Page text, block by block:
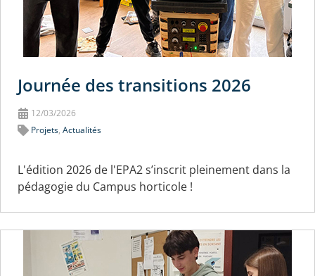
Journée des transitions 2026
12/03/2026
Projets,Actualités
L'édition 2026 de l'EPA2 s’inscrit pleinement dans la
pédagogie du Campus horticole !